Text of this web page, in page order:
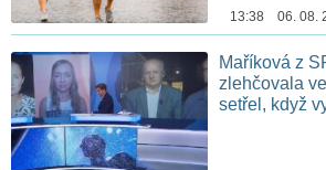
13:38 06. 08.
Maříková z
zlehčovala
setřel, když